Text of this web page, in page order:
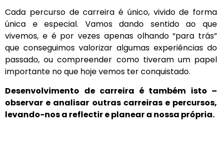
Cada percurso de carreira é único, vivido de forma
única e especial. Vamos dando sentido ao que
vivemos, e é por vezes apenas olhando “para trás”
que conseguimos valorizar algumas experiências do
passado, ou compreender como tiveram um papel
importante no que hoje vemos ter conquistado.
Desenvolvimento de carreira é também isto –
observar e analisar outras carreiras e percursos,
levando-nos a reflectir e planear a nossa própria.